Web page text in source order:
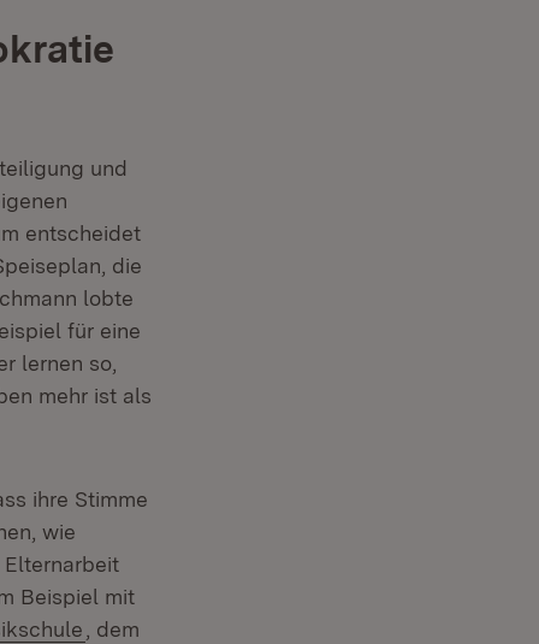
und
entscheidet
die
lobte
für eine
lernen so,
mehr ist als
ihre Stimme
wie
Beispiel mit
Fenster)(Öffnet in neuem Fenster)
, dem